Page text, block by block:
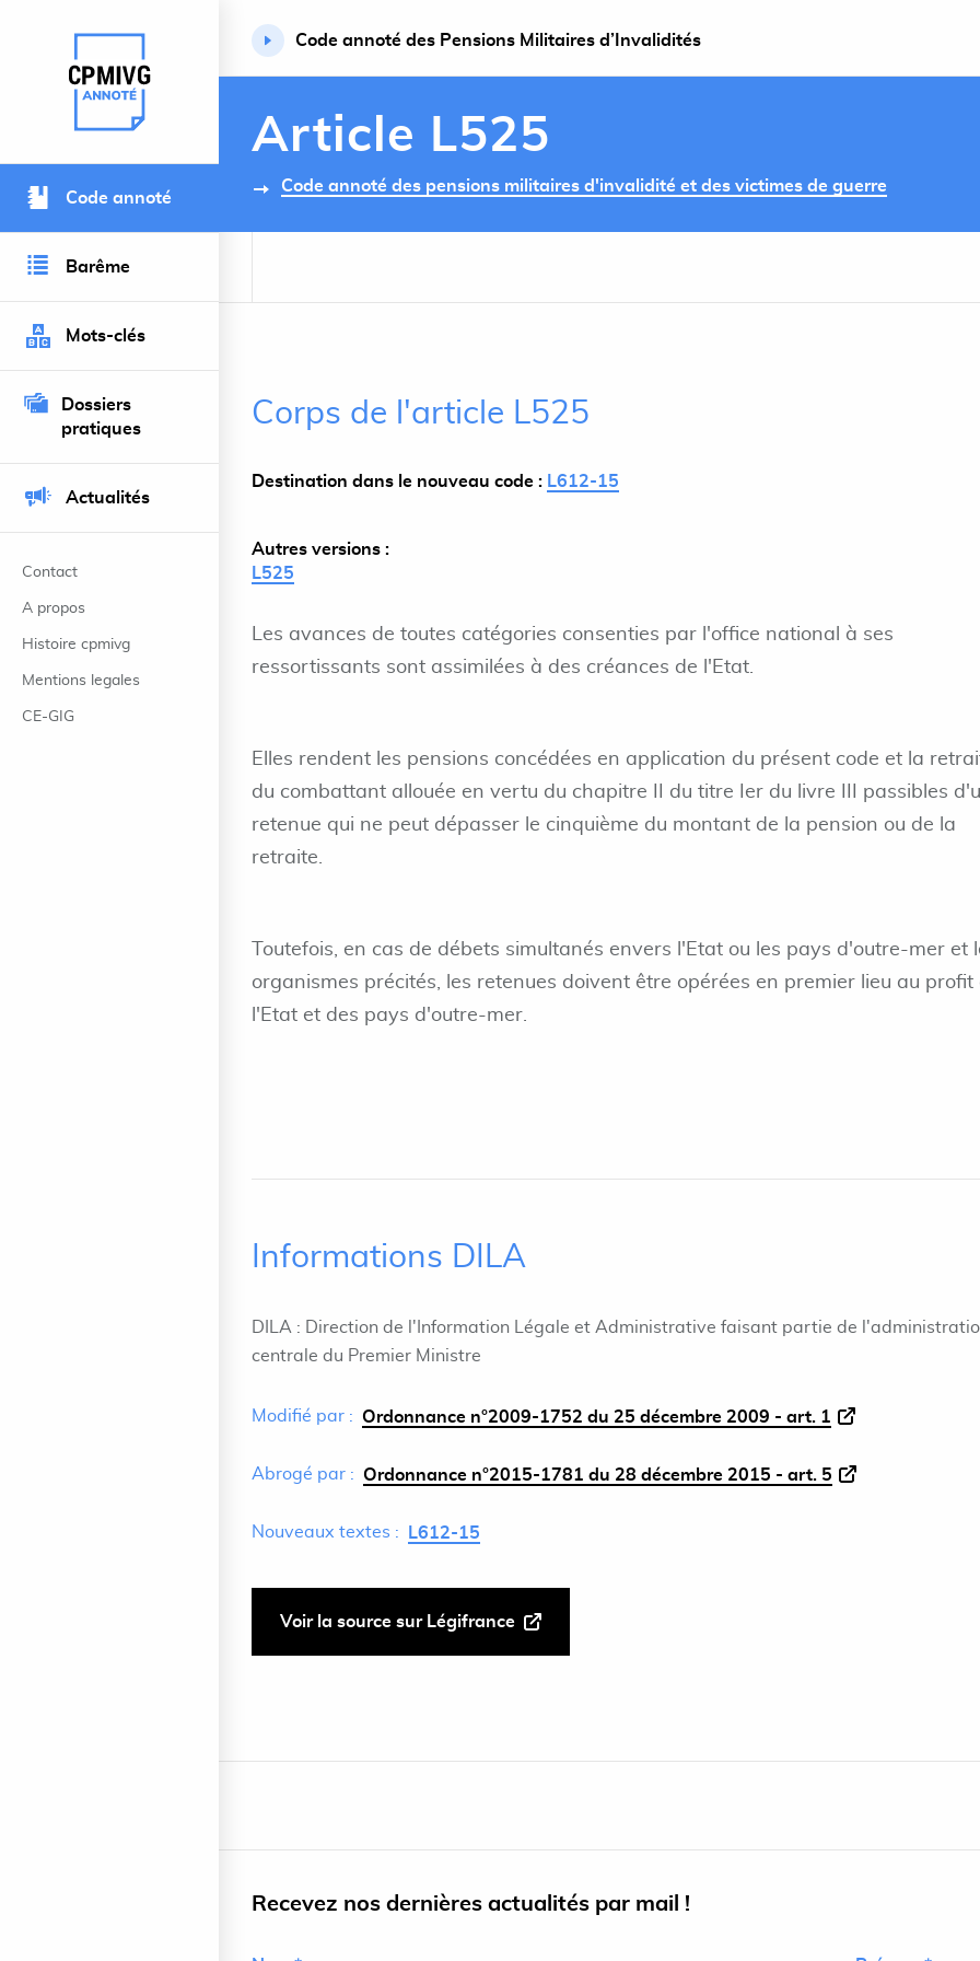
Retour à l’accueil du site
Code annoté
Barême
Mots-clés
Dossiers
pratiques
Actualités
Contact
A propos
Histoire cpmivg
Mentions legales
CE-GIG
Code annoté des Pensions Militaires d’Invalidités
Article L525
Code annoté des pensions militaires d'invalidité et des victimes de guerre
Corps de l'article L525
Destination dans le nouveau code : L612-15
Autres versions :
L525
Les avances de toutes catégories consenties par l'office national à ses
ressortissants sont assimilées à des créances de l'Etat.
Elles rendent les pensions concédées en application du présent code et la
du combattant allouée en vertu du chapitre II du titre Ier du livre III passibles
retenue qui ne peut dépasser le cinquième du montant de la pension ou de la
retraite.
Toutefois, en cas de débets simultanés envers l'Etat ou les pays d'outre-mer et
organismes précités, les retenues doivent être opérées en premier lieu au profit
l'Etat et des pays d'outre-mer.
Informations DILA
DILA : Direction de l'Information Légale et Administrative faisant partie de
centrale du Premier Ministre
Modifié par : Ordonnance n°2009-1752 du 25 décembre 2009 - art. 1
Abrogé par : Ordonnance n°2015-1781 du 28 décembre 2015 - art. 5
Nouveaux textes : L612-15
Voir la source sur Légifrance
Recevez nos dernières actualités par mail !